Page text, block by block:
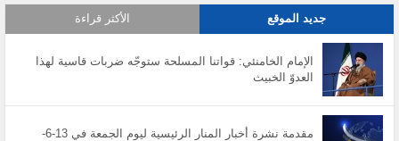
جديد الموقع الأكثر قراءة
الإمام الخامنئي: قواتنا المسلحة ستوجّه ضربات قاسية لهذا
العدوّ الخبيث
مقدمة نشرة أخبار المنار الرئيسية ليوم الجمعة في 13-6-